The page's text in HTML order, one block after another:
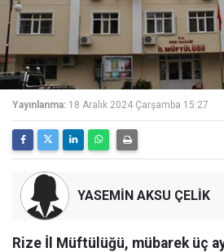
Yayınlanma: 18 Aralık 2024 Çarşamba 15:27
YASEMİN AKSU ÇELİK
Rize İl Müftülüğü, mübarek üç